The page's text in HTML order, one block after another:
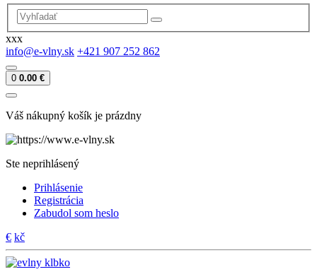
xxx
info@e-vlny.sk +421 907 252 862
0 0.00 €
Váš nákupný košík je prázdny
Ste neprihlásený
Prihlásenie
Registrácia
Zabudol som heslo
€ kč